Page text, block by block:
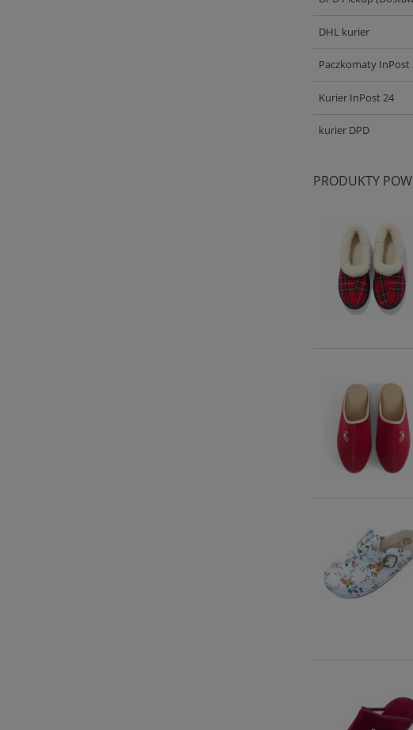
DHL kurier
Paczkomaty InPost
Kurier InPost 24
kurier DPD
PRODUKTY